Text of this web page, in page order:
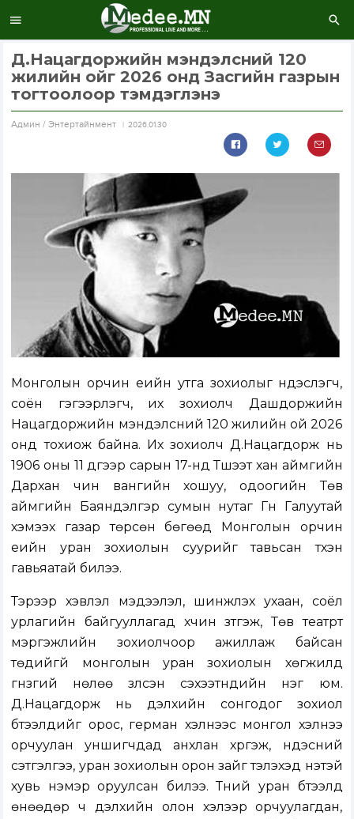
Д.Нацагдоржийн мэндэлсний 120
жилийн ойг 2026 онд Засгийн газрын
тогтоолоор тэмдэглэнэ
Aдмин / Энтертайнмент 2026.01.30
Монголын орчин үеийн утга зохиолыг үндэслэгч,
соён гэгээрүүлэгч, их зохиолч Дашдоржийн
Нацагдоржийн мэндэлсний 120 жилийн ой 2026
онд тохиож байна. Их зохиолч Д.Нацагдорж нь
1906 оны 11 дүгээр сарын 17-нд Түшээт хан аймгийн
Дархан чин вангийн хошуу, одоогийн Төв
аймгийн Баяндэлгэр сумын нутаг Гүн Галуутай
хэмээх газар төрсөн бөгөөд Монголын орчин
үеийн уран зохиолын суурийг тавьсан түүхэн
гавьяатай билээ.
Тэрээр хэвлэл мэдээлэл, шинжлэх ухаан, соёл
урлагийн байгууллагад хүчин зүтгэж, Төв театрт
мэргэжлийн зохиолчоор ажиллаж байсан
төдийгүй монголын уран зохиолын хөгжилд
гүнзгий нөлөө үзүүлсэн сэхээтнүүдийн нэг юм.
Д.Нацагдорж нь дэлхийн сонгодог зохиол
бүтээлүүдийг орос, герман хэлнээс монгол хэлнээ
орчуулан уншигчдад анхлан хүргэж, үндэсний
сэтгэлгээ, уран зохиолын орон зайг тэлэхэд үнэтэй
хувь нэмэр оруулсан билээ. Түүний уран бүтээлүүд
өнөөдөр ч дэлхийн олон хэлээр орчуулагдан,